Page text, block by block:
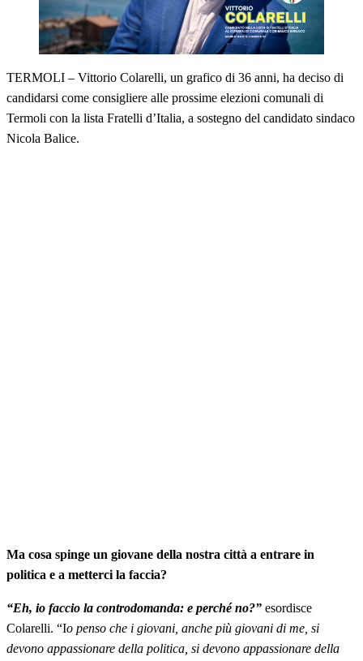
TERMOLI – Vittorio Colarelli, un grafico di 36 anni, ha deciso di
candidarsi come consigliere alle prossime elezioni comunali di
Termoli con la lista Fratelli d’Italia, a sostegno del candidato sindaco
Nicola Balice.
Ma cosa spinge un giovane della nostra città a entrare in
politica e a metterci la faccia?
“Eh, io faccio la controdomanda: e perché no?” esordisce
Colarelli. “Io penso che i giovani, anche più giovani di me, si
devono appassionare della politica, si devono appassionare della